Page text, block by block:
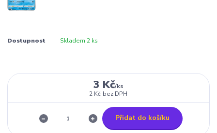
Dostupnost Skladem 2 ks
3 Kč/ks
2 Kč bez DPH
Přidat do košíku